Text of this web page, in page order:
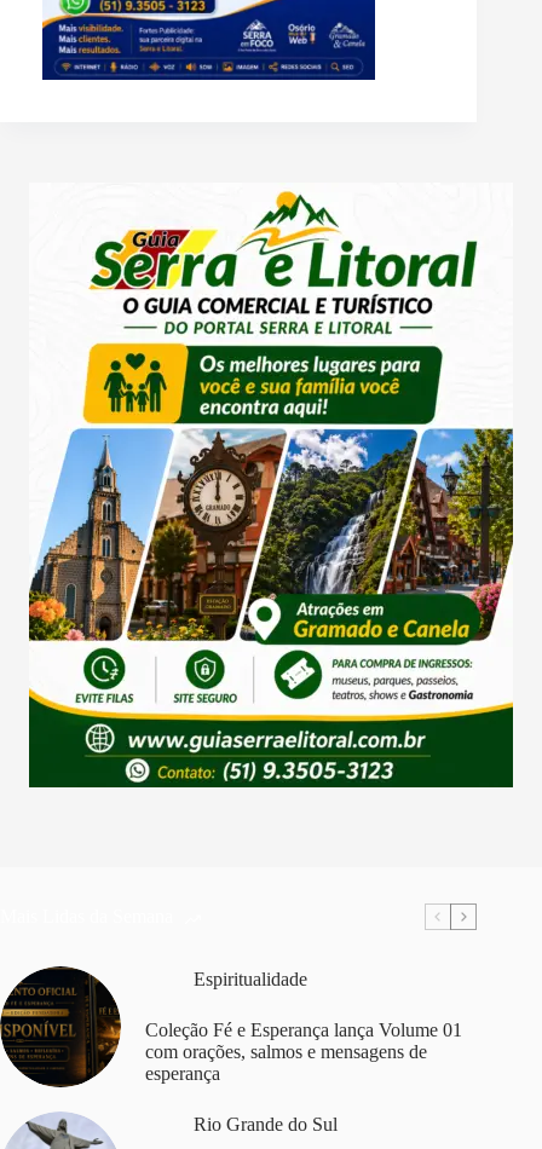
Espiritualidade
Coleção Fé e Esperança lança Volume 01
com orações, salmos e mensagens de
esperança
Rio Grande do Sul